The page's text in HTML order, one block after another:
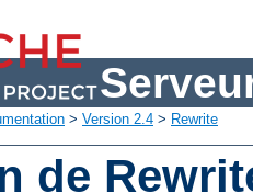
> Version 2.4 > Rewrite
de